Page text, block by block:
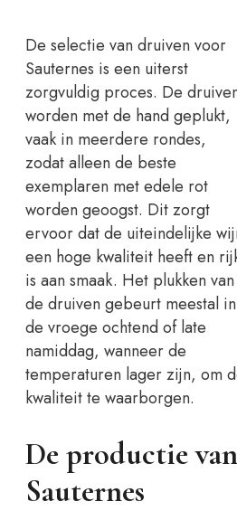
De selectie van druiven voor
Sauternes is een uiterst
zorgvuldig proces. De
worden met de hand geplukt,
vaak in meerdere rondes,
zodat alleen de beste
exemplaren met edele rot
worden geoogst. Dit zorgt
ervoor dat de uiteindelijke
een hoge kwaliteit heeft en
is aan smaak. Het plukken van
de druiven gebeurt meestal in
de vroege ochtend of late
namiddag, wanneer de
temperaturen lager zijn, om
kwaliteit te waarborgen.
De productie van
Sauternes